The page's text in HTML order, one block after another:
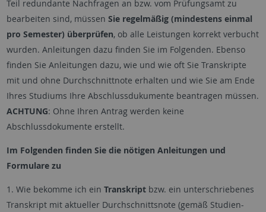
Teil redundante Nachfragen an bzw. vom Prüfungsamt zu
bearbeiten sind, müssen Sie regelmäßig (mindestens einmal
pro Semester) überprüfen, ob alle Leistungen korrekt verbucht
wurden. Anleitungen dazu finden Sie im Folgenden. Ebenso
finden Sie Anleitungen dazu, wie und wie oft Sie Transkripte
mit und ohne Durchschnittnote erhalten und wie Sie am Ende
Ihres Studiums Ihre Abschlussdukumente beantragen müssen.
ACHTUNG: Ohne Ihren Antrag werden keine
Abschlussdokumente erstellt.
Im Folgenden finden Sie die nötigen Anleitungen und
Formulare zu
1. Wie bekomme ich ein Transkriptbzw. ein unterschriebenes
Transkript mit aktueller Durchschnittsnote (gemäß Studien-